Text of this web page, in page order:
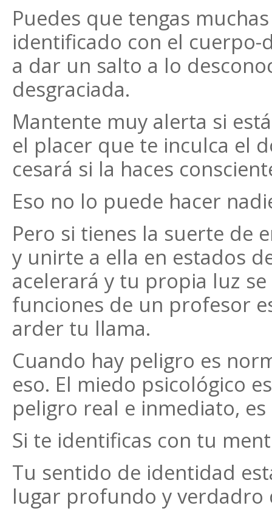
Puedes que tengas
identificado con el
a dar un salto a lo
desgraciada.
Mantente muy alerta si
el placer que te inculca el
cesará si la haces
Eso no lo puede hacer
Pero si tienes la suerte de
y unirte a ella en estados
acelerará y tu propia luz
funciones de un profesor
arder tu llama.
Cuando hay peligro es
eso. El miedo psicológico
peligro real e inmediato,
Si te identificas con tu
Tu sentido de identidad
lugar profundo y verdadro